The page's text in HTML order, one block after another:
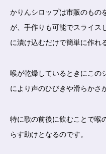
かりんシロップは市販のもの
が、手作りも可能でスライス
に漬け込むだけで簡単に作れ
喉が乾燥しているときにこの
により声のひびきや滑らかさ
特に歌の前後に飲むことで喉
らす助けとなるのです。